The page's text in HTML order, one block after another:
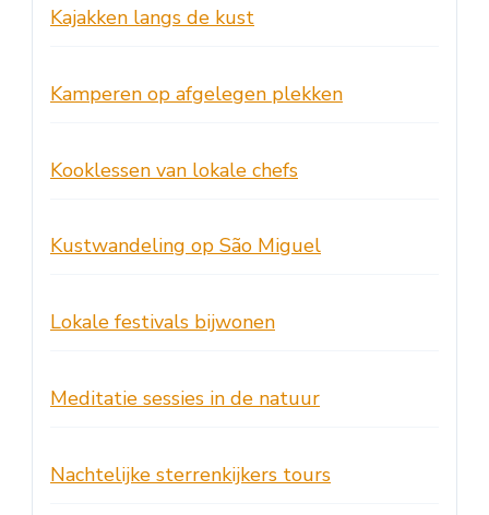
Kajakken langs de kust
Kamperen op afgelegen plekken
Kooklessen van lokale chefs
Kustwandeling op São Miguel
Lokale festivals bijwonen
Meditatie sessies in de natuur
Nachtelijke sterrenkijkers tours